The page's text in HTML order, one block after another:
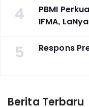
4
PBMI
IFMA,
5 Respons
Berita Terbaru